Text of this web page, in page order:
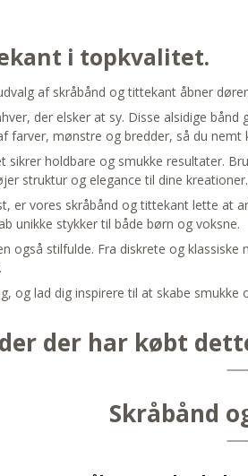
i topkvalitet.
af skråbånd og tittekant åbner
der elsker at sy. Disse alsidige
farver, mønstre og bredder, så du
sikrer holdbare og smukke resultater.
struktur og elegance til dine kreationer.
er vores skråbånd og tittekant lette
unikke stykker til både børn og voksne.
også stilfulde. Fra diskrete og
og lad dig inspirere til at skabe
der har købt
Skråbånd